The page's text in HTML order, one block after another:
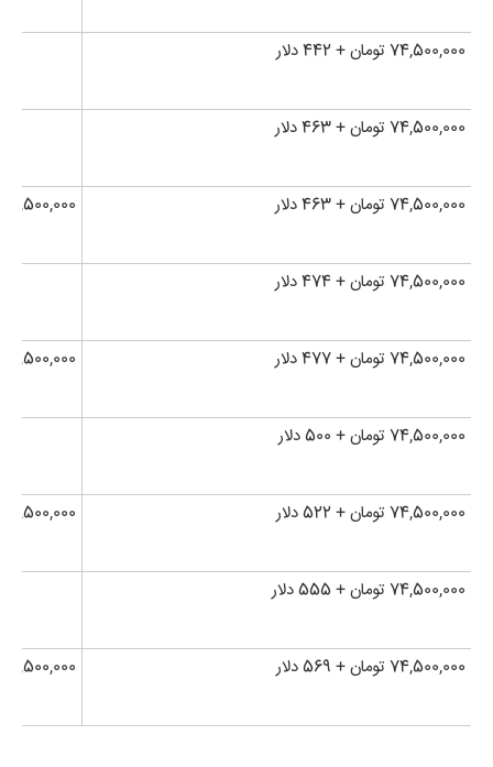
74,500,000 تومان + 442 دلار
74,500,000 تومان + 463 دلار
74,500,000 تومان + 463 دلار 74,500,000 تومان + 895 دلار
74,500,000 تومان + 474 دلار
74,500,000 تومان + 477 دلار 74,500,000 تومان + 833 دلار
74,500,000 تومان + 500 دلار
74,500,000 تومان + 522 دلار 74,500,000 تومان + 791 دلار
74,500,000 تومان + 555 دلار
74,500,000 تومان + 569 دلار 74,500,000 تومان + 1,101 دلار